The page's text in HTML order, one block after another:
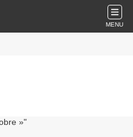
MENU